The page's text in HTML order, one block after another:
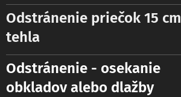
Odstránenie priečok 15 cm
tehla
Odstránenie - osekanie
obkladov alebo dlažby